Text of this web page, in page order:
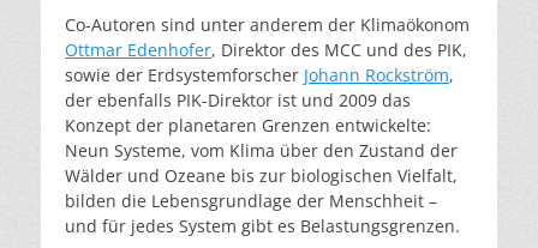
Co-Autoren sind unter anderem der Klimaökonom
Ottmar Edenhofer, Direktor des MCC und des PIK,
sowie der Erdsystemforscher Johann Rockström,
der ebenfalls PIK-Direktor ist und 2009 das
Konzept der planetaren Grenzen entwickelte:
Neun Systeme, vom Klima über den Zustand der
Wälder und Ozeane bis zur biologischen Vielfalt,
bilden die Lebensgrundlage der Menschheit –
und für jedes System gibt es Belastungsgrenzen.